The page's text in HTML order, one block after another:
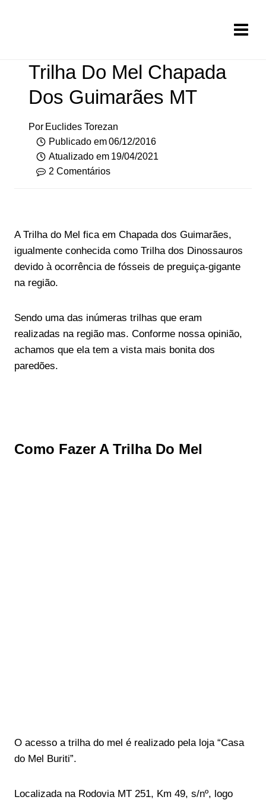
Trilha Do Mel Chapada
Dos Guimarães MT
Por Euclides Torezan
Publicado em 06/12/2016
Atualizado em 19/04/2021
2 Comentários
A Trilha do Mel fica em Chapada dos Guimarães,
igualmente conhecida como Trilha dos Dinossauros
devido à ocorrência de fósseis de preguiça-gigante
na região.
​Sendo uma das inúmeras trilhas que eram
realizadas na região mas. Conforme nossa opinião,
achamos que ela tem a vista mais bonita dos
paredões.
​Como Fazer A Trilha Do Mel
O acesso a trilha do mel é realizado pela loja “Casa
do Mel Buriti”.
Localizada na Rodovia MT 251, Km 49, s/nº, logo